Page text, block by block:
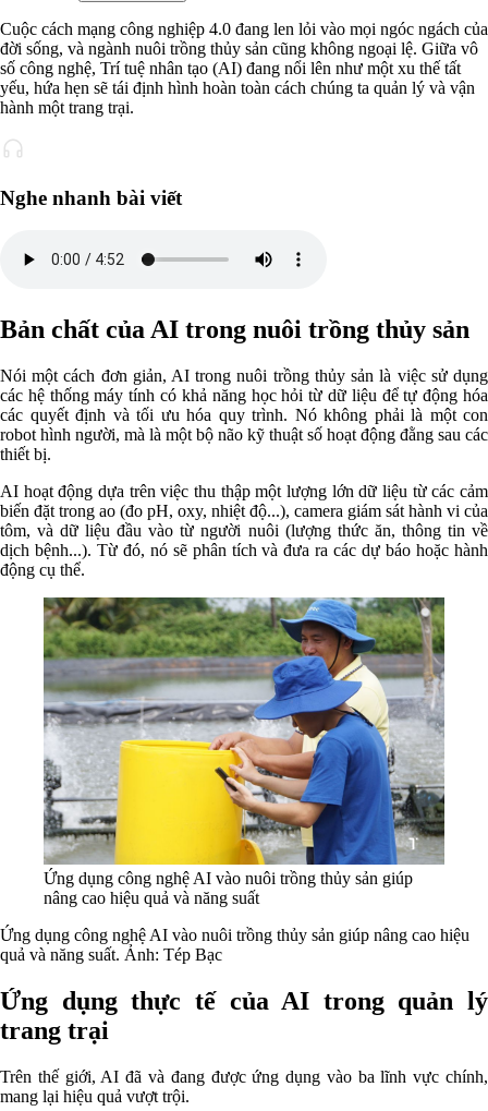
Cuộc cách mạng công nghiệp 4.0 đang len lỏi vào mọi ngóc ngách của
đời sống, và ngành nuôi trồng thủy sản cũng không ngoại lệ. Giữa vô
số công nghệ, Trí tuệ nhân tạo (AI) đang nổi lên như một xu thế tất
yếu, hứa hẹn sẽ tái định hình hoàn toàn cách chúng ta quản lý và vận
hành một trang trại.
Nghe nhanh bài viết
Bản chất của AI trong nuôi trồng thủy sản
Nói một cách đơn giản, AI trong nuôi trồng thủy sản là việc sử dụng
các hệ thống máy tính có khả năng học hỏi từ dữ liệu để tự động hóa
các quyết định và tối ưu hóa quy trình. Nó không phải là một con
robot hình người, mà là một bộ não kỹ thuật số hoạt động đằng sau các
thiết bị.
AI hoạt động dựa trên việc thu thập một lượng lớn dữ liệu từ các cảm
biến đặt trong ao (đo pH, oxy, nhiệt độ...), camera giám sát hành vi của
tôm, và dữ liệu đầu vào từ người nuôi (lượng thức ăn, thông tin về
dịch bệnh...). Từ đó, nó sẽ phân tích và đưa ra các dự báo hoặc hành
động cụ thể.
Ứng dụng công nghệ AI vào nuôi trồng thủy sản giúp
nâng cao hiệu quả và năng suất
Ứng dụng công nghệ AI vào nuôi trồng thủy sản giúp nâng cao hiệu
quả và năng suất. Ảnh: Tép Bạc
Ứng dụng thực tế của AI trong quản lý
trang trại
Trên thế giới, AI đã và đang được ứng dụng vào ba lĩnh vực chính,
mang lại hiệu quả vượt trội.